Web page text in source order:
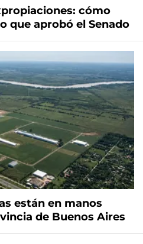
cómo
que aprobó el Senado
están en manos
de Buenos Aires